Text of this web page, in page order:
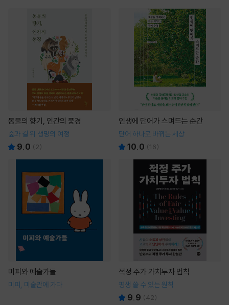
동물의 향기, 인간의 풍경
숲과 길 위 생명의 여정
9.0 ( 2)
인생에 단어가 스며드는 순간
단어 하나로 바뀌는 세상
10.0 (16)
미피와 예술가들
미피, 미술관에 가다
적정 주가 가치투자 법칙
평생 쓸 수 있는 원칙
9.9 (42)